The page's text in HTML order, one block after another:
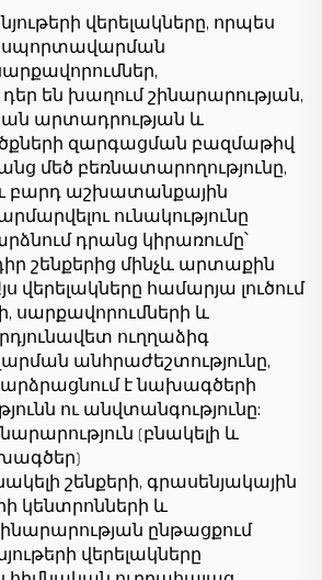
համար
վերելակները, որպես
են խաղում շինարարության,
արտադրության և
զարգացման բազմաթիվ
մեծ բեռնատարողությունը,
և բարդ աշխատանքային
ունակությունը
դրանց կիրառումը՝
շենքերից մինչև արտաքին
վերելակները համարյա լուծում
սարքավորումների և
ուղղաձիգ
անհրաժեշտությունը,
է նախագծերի
ու անվտանգությունը:
(բնակելի և
շենքերի, գրասենյակային
կենտրոնների և
ընթացքում
վերելակները